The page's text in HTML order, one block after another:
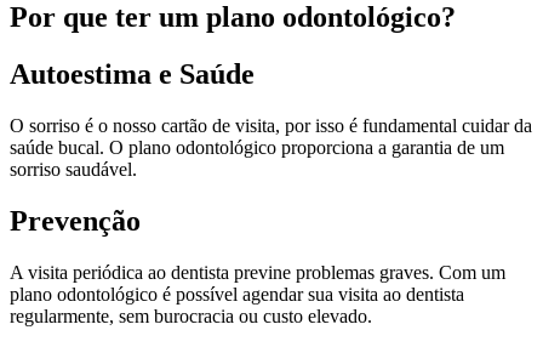
Por que ter um plano odontológico?
Autoestima e Saúde
O sorriso é o nosso cartão de visita, por isso é fundamental cuidar da
saúde bucal. O plano odontológico proporciona a garantia de um
sorriso saudável.
Prevenção
A visita periódica ao dentista previne problemas graves. Com um
plano odontológico é possível agendar sua visita ao dentista
regularmente, sem burocracia ou custo elevado.